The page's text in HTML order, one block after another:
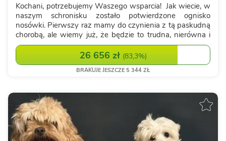
Kochani, potrzebujemy Waszego wsparcia! Jak wiecie, w
naszym schronisku zostało potwierdzone ognisko
nosówki. Pierwszy raz mamy do czynienia z tą paskudną
chorobą, ale wiemy już, że będzie to trudna, nierówna i
niezwykle kosztowna walka. Nosówka to choroba, która
może pojawiać się w sk...26 656 zł (83,3%)
BRAKUJE JESZCZE 5 344 ZŁ